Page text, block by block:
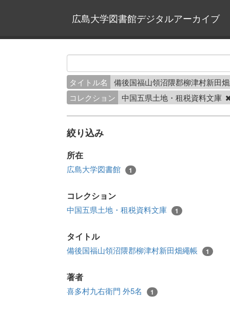
広島大学図書館デジタルアーカイブ
タイトル名
備後国福山領沼隈郡柳津村新田
コレクション
中国五県土地・租税資料文庫
絞り込み
所在
広島大学図書館 1
コレクション
中国五県土地・租税資料文庫 1
タイトル
備後国福山領沼隈郡柳津村新田畑繩帳 1
著者
喜多村九右衛門 外5名 1